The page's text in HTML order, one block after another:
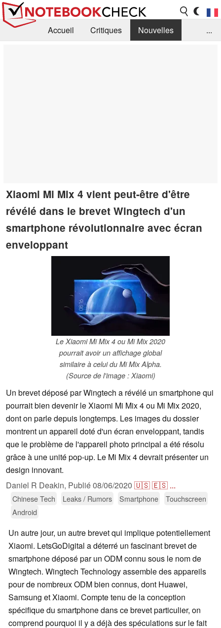
Accueil Critiques
Nouvelles
...
Xiaomi Mi Mix 4 vient peut-être d'être
révélé dans le brevet Wingtech d'un
smartphone révolutionnaire avec écran
enveloppant
Le Xiaomi Mi Mix 4 ou Mi Mix 2020
pourrait avoir un affichage global
similaire à celui du Mi Mix Alpha.
(Source de l'image : Xiaomi)
Un brevet déposé par Wingtech a révélé un smartphone qui
pourrait bien devenir le Xiaomi Mi Mix 4 ou Mi Mix 2020,
dont on parle depuis longtemps. Les images du dossier
montrent un appareil doté d'un écran enveloppant, tandis
que le problème de l'appareil photo principal a été résolu
grâce à une unité pop-up. Le Mi Mix 4 devrait présenter un
design innovant.
Daniel R Deakin, Publié08/06/2020 🇺🇸🇪🇸 ...
Chinese Tech Leaks / Rumors Smartphone
Touchscreen
Android
Un autre jour, un autre brevet qui implique potentiellement
Xiaomi. LetsGoDigital a déterré un fascinant brevet de
smartphone déposé par un ODM connu sous le nom de
Wingtech. Wingtech Technology assemble des appareils
pour de nombreux ODM bien connus, dont Huawei,
Samsung et Xiaomi. Compte tenu de la conception
spécifique du smartphone dans ce brevet particulier, on
comprend pourquoi il y a déjà des spéculations sur le fait